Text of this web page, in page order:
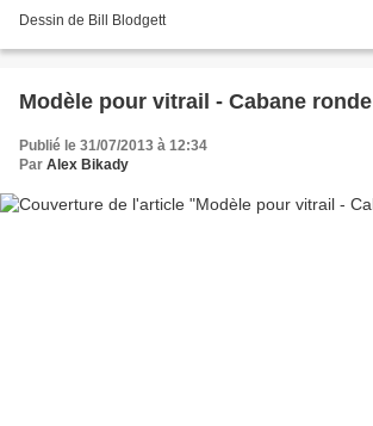
Dessin de Bill Blodgett
Modèle pour vitrail - Cabane ronde
Publié le 31/07/2013 à 12:34
Par Alex Bikady